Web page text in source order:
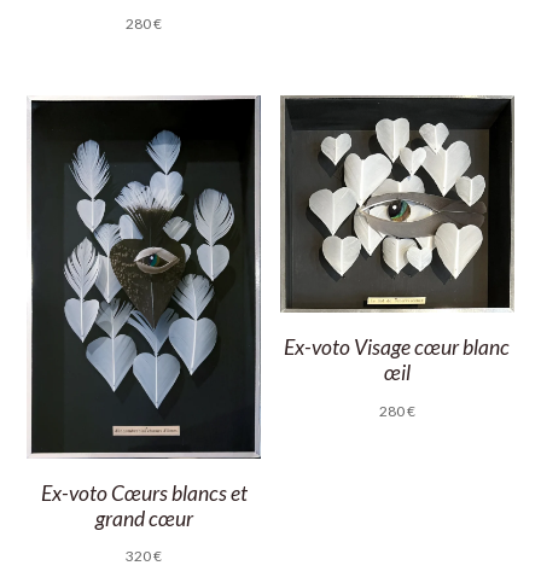
280€
Ex-voto Cœurs blancs et
grand cœur
320€
Ex-voto Visage cœur blanc
œil
280€